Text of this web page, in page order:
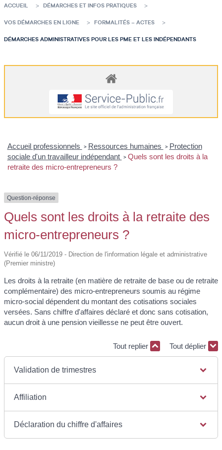
ACCUEIL DÉMARCHES ET INFOS PRATIQUES
VOS DÉMARCHES EN LIGNE FORMALITÉS – ACTES
DÉMARCHES ADMINISTRATIVES POUR LES PME ET LES INDÉPENDANTS
Accueil professionnels > Ressources humaines > Protection
sociale d'un travailleur indépendant > Quels sont les droits à la
retraite des micro-entrepreneurs ?
Question-réponse
Quels sont les droits à la retraite des
micro-entrepreneurs ?
Vérifié le 06/11/2019 - Direction de l'information légale et administrative
(Premier ministre)
Les droits à la retraite (en matière de retraite de base ou de retraite
complémentaire) des micro-entrepreneurs soumis au régime
micro-social dépendent du montant des cotisations sociales
versées. Sans chiffre d'affaires déclaré et donc sans cotisation,
aucun droit à une pension vieillesse ne peut être ouvert.
Tout replier Tout déplier
Validation de trimestres
Affiliation
Déclaration du chiffre d'affaires